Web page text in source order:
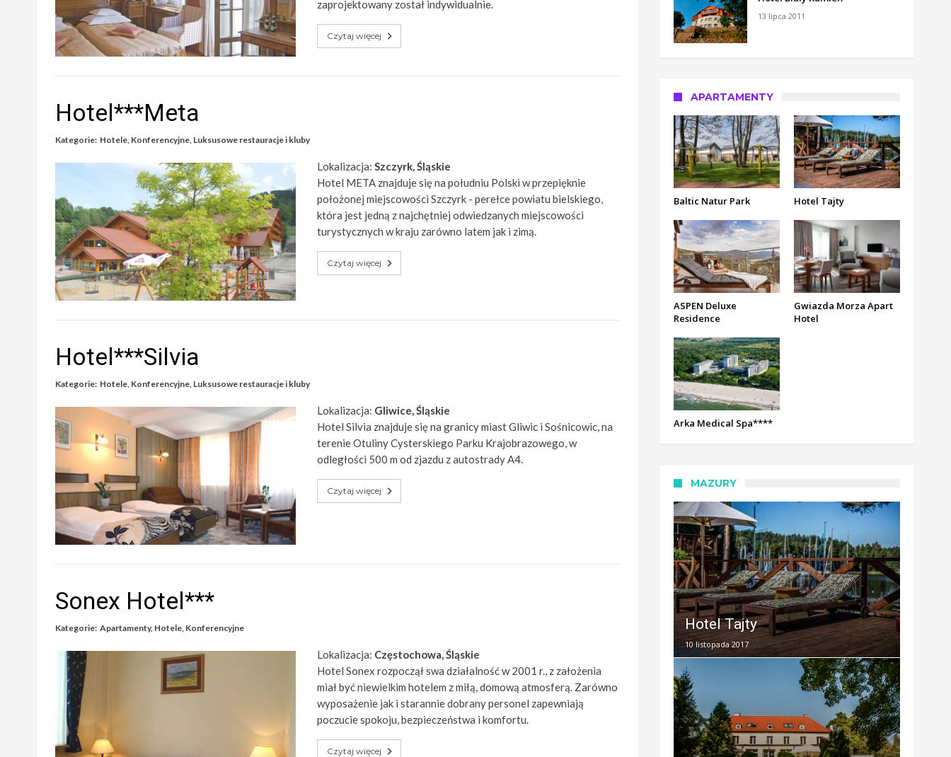
zaprojektowany został indywidualnie.
Czytaj więcej
Hotel***Meta
Kategorie: Hotele, Konferencyjne, Luksusowe restauracje i kluby
Lokalizacja: Szczyrk, Śląskie
Hotel META znajduje się na południu Polski w przepięknie
położonej miejscowości Szczyrk - perełce powiatu bielskiego,
która jest jedną z najchętniej odwiedzanych miejscowości
turystycznych w kraju zarówno latem jak i zimą.
Czytaj więcej
Hotel***Silvia
Kategorie: Hotele, Konferencyjne, Luksusowe restauracje i kluby
Lokalizacja: Gliwice, Śląskie
Hotel Silvia znajduje się na granicy miast Gliwic i Sośnicowic, na
terenie Otuliny Cysterskiego Parku Krajobrazowego, w
odległości 500 m od zjazdu z autostrady A4.
Czytaj więcej
Sonex Hotel***
Kategorie: Apartamenty, Hotele Konferencyjne
Lokalizacja: Częstochowa, Śląskie
Hotel Sonex rozpoczął swa działalność w 2001 r., z założenia
miał być niewielkim hotelem z miłą, domową atmosferą. Zarówno
wyposażenie jak i starannie dobrany personel zapewniają
poczucie spokoju, bezpieczeństwa i komfortu.
Czytaj więcej
13 lipca 2011
APARTAMENTY
Baltic Natur Park Hotel Tajty
ASPEN Deluxe
Residence
Gwiazda Morza Apart
Hotel
Arka Medical Spa****
MAZURY
Hotel Tajty
10 listopada 2017